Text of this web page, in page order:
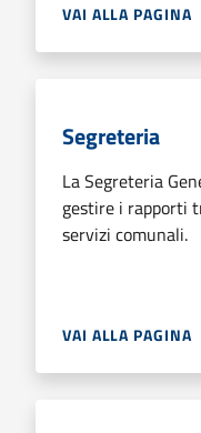
VAI ALLA PAGINA
Segreteria
La Segreteria
gestire i rapporti
servizi comunali.
VAI ALLA PAGINA